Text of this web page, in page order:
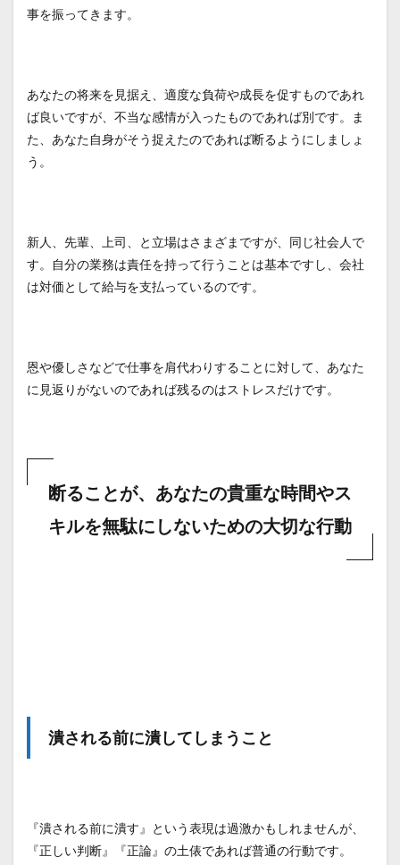
事を振ってきます。
あなたの将来を見据え、適度な負荷や成長を促すものであれ
ば良いですが、不当な感情が入ったものであれば別です。ま
た、あなた自身がそう捉えたのであれば断るようにしましょ
う。
新人、先輩、上司、と立場はさまざまですが、同じ社会人で
す。自分の業務は責任を持って行うことは基本ですし、会社
は対価として給与を支払っているのです。
恩や優しさなどで仕事を肩代わりすることに対して、あなた
に見返りがないのであれば残るのはストレスだけです。
断ることが、あなたの貴重な時間やス
キルを無駄にしないための大切な行動
潰される前に潰してしまうこと
『潰される前に潰す』という表現は過激かもしれませんが、
『正しい判断』『正論』の土俵であれば普通の行動です。